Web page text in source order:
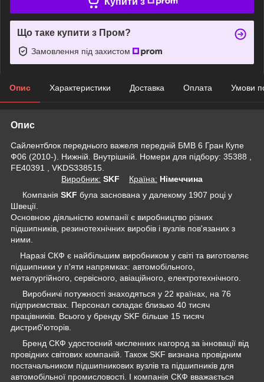
Що таке купити з Пром?
Замовлення під захистом
Опис Характеристики Доставка Оплата Умови
Опис
Сайлентблок переднього важеля передній БМВ 6 Гран Купе
Ф06 (2010-). Нижній. Внутрішній. Номери для підбору: 35388 ,
FE40391 , VKDS338515.
Виробник: SKF Крaїна: Німеччина
Компанія SKF була заснована у далекому 1907 році у
Швеції.
Основною діяльністю компанії є виробництво різних
підшипників, резинотехнічних виробів і вузлів пов'язаних з
ними.
Наразі СКФ є найбільшим виробником у світі та виготовляє
підшипники у п'яти напрямках: автомобільного,
металургійного, сервісного, авіаційного, електротехнічного.
Виробничі потужності знаходяться у 22 країнах, на 76
підприємствах. Персонал складає близько 40 тисяч
працівників. Всього у бренду SKF більше 15 тисяч
дистриб'юторів.
Бренд СКФ удостоєний численних нагород за інновації від
провідних світових компаній. Також SKF визнана провідним
постачальником підшипникових вузлів та підшипників для
автомобільної промисловості. І компанія СКФ вважається